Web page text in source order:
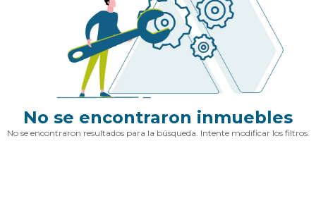
No se encontraron inmuebles
No se encontraron resultados para la búsqueda. Intente modificar los filtros.